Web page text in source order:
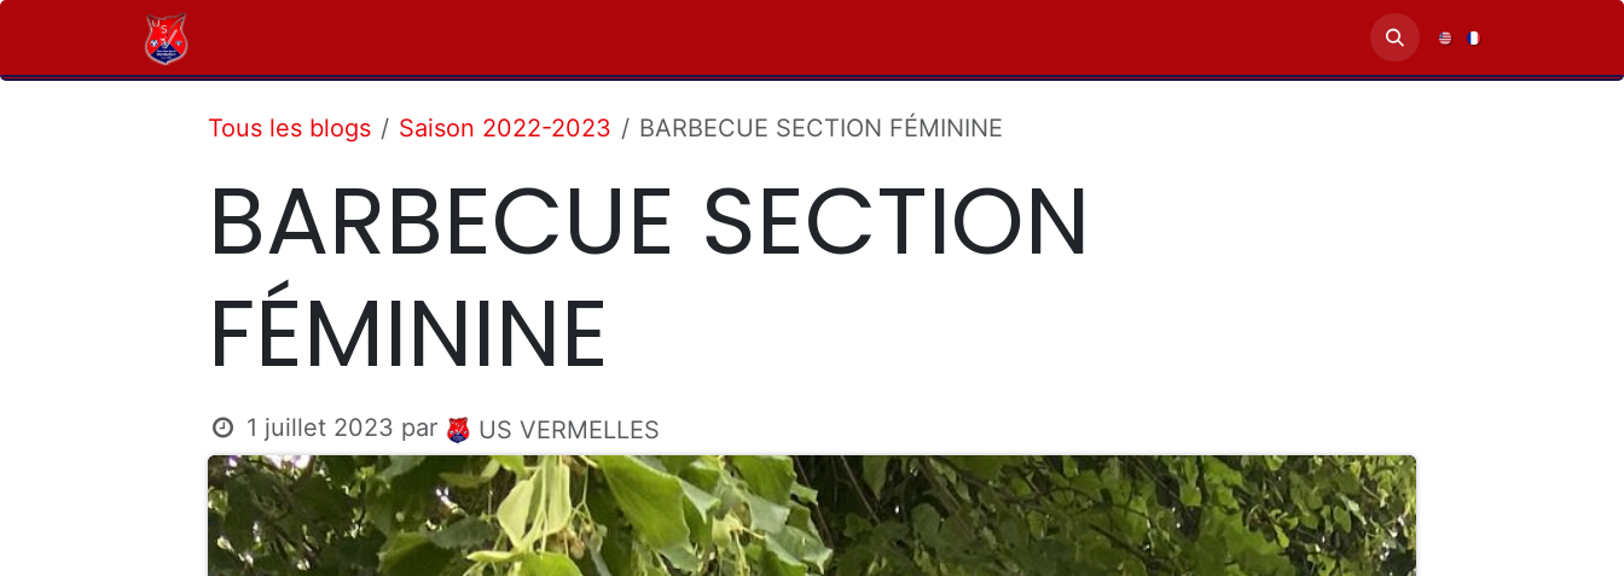
Se rendre au contenu
Tous les blogs Saison 2022-2023 BARBECUE SECTION FÉMININE
BARBECUE SECTION
FÉMININE
1 juillet 2023 par US VERMELLES